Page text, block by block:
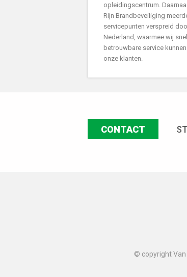
opleidingscentrum.
Rijn Brandbeveiliging
servicepunten verspreid
Nederland, waarmee wij
betrouwbare service
onze klanten.
CONTACT
© copyright Van